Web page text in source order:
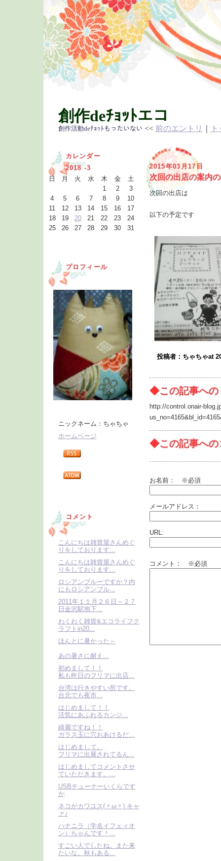
創作deﾁｮｯﾄエコ
創作活動deﾁｮｯﾄもったいない
カレンダー
2018 -3
日
月 火 水 木 金
土
1
2
3
4
5 6 7 8 9
10
11
12 13 14 15 16
17
18
19 20 21 22 23
24
25
26 27 28 29 30 31
プロフィール
ニックネーム：ちゃちゃ
ホームページ
コメント
こんにちは雑貨屋さんめぐ
りをしております...
こんにちは雑貨屋さんめぐ
りをしております...
ロシアンブルーですか？内
にもロシアンブル...
2011年１１月２６日～２７
日金沢駅地下...
わくわく雑貨&エコライフク
ラフトin20...
ほんとに暑かった～
あの暑さに耐え...
初めまして！！
私も昨日のフリマに出店...
台湾は行きやすい所です。
台北でも夜市...
はじめまして！！
活気にあふれるカンジ...
綺麗ですね！！
ガラス玉に穴おあけるだ...
はじめまして。
フリマに出展されてるん...
はじめましてコメントさせ
ていただきます。...
USBチューナーいくらです
か
ネコがカワユス(〃ω〃) キャ
ァ♪
ハナニラ（学名イフェィオ
ン）ちゃんです＾...
すごい人でしたね。また来
たいな。秋もある...
<< 前のエントリ
2015年03月17日
次回の出店の案内
次回の出店は
以下の予定です
投稿者：ちゃちゃat
◆この記事への
http://control.onair-
◆この記事への
お名前： ※必須
メールアドレス：
URL:
コメント： ※必須